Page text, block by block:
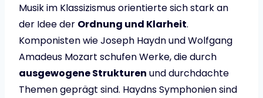
Musik im Klassizismus orientierte sich stark an
der Idee der Ordnung und Klarheit.
Komponisten wie Joseph Haydn und Wolfgang
Amadeus Mozart schufen Werke, die durch
ausgewogene Strukturen und durchdachte
Themen geprägt sind. Haydns Symphonien sind